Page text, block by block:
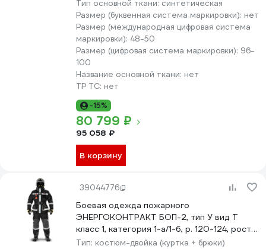
Тип основной ткани: синтетическая
Размер (буквенная система маркировки): нет
Размер (международная цифровая система
маркировки): 48-50
Размер (цифровая система маркировки): 96-
100
Название основной ткани: нет
ТР ТС: нет
-15%
80 799 ₽
95 058 ₽
В корзину
39044776
Боевая одежда пожарного
ЭНЕРГОКОНТРАКТ БОП-2, тип У вид Т
класс 1, категория 1-а/1-б, р. 120-124, рост
170/176, черный 5310000000104
Тип: костюм-двойка (куртка + брюки)